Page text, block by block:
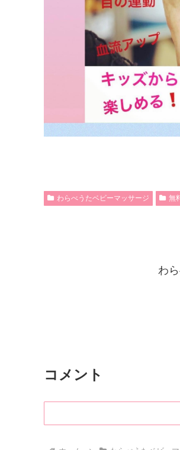
わらべうたベビーマッサージ 無
わ
コメント